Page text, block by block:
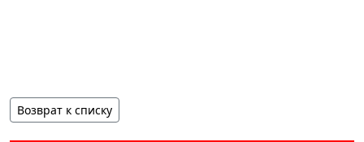
Возврат к списку